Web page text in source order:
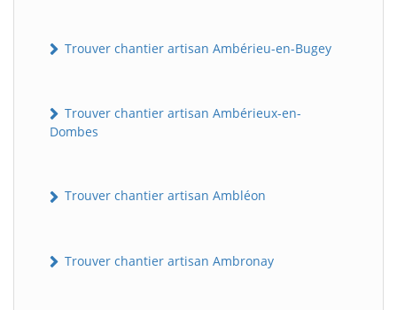
Trouver chantier artisan Ambérieu-en-Bugey
Trouver chantier artisan Ambérieux-en-
Dombes
Trouver chantier artisan Ambléon
Trouver chantier artisan Ambronay